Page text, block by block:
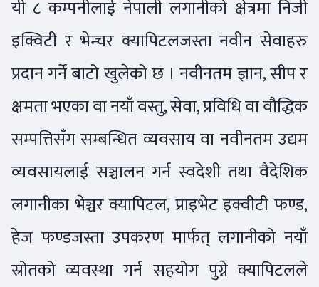
यी ८ कम्पनीलाई नेपाली लगानीको क्षेत्रमा निजी
इक्विटी र भेन्चर क्यापिटलजस्ता नवीन सेवाहरु
प्रदान गर्ने बाटो खुलेको छ । नवीनतम ज्ञान, सीप र
क्षमता भएका वा नयाँ वस्तु, सेवा, प्रविधि वा वाैद्धिक
सम्पत्तिसँग सम्बन्धित व्यवसाय वा नवीनतम उद्यम
व्यवसायलाई सञ्चालन गर्न स्वदेशी तथा वैदेशिक
लगानीका भेञ्चर क्यापिटल, प्राइभेट इक्वीटी फण्ड,
हेज फण्डजस्ता उपकरण मार्फत् लगानीको नयाँ
स्रोतको व्यवस्था गर्न सहयोग पुग्ने क्यापिटलले